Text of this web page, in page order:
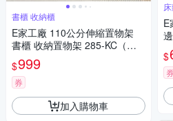
書櫃 收納櫃
E家工廠 110公分伸縮置物架
書櫃 收納置物架 285-KC（橡
木色）
$999
券
加入購物車
E
$
券